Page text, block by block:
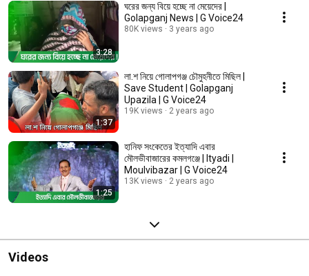
3:28
ঘরের জন্য বিয়ে হচ্ছে না মেয়েদের |
Golapganj News | G Voice24
80K views 3 years ago
1:37
লা.শ নিয়ে গোলাপগঞ্জ চৌমুহনীতে মিছিল |
Save Student | Golapganj
Upazila | G Voice24
19K views 2 years ago
1:25
হানিফ সংকেতের ইত্যাদি এবার
মৌলভীবাজারের কমলগঞ্জে | Ityadi |
Moulvibazar | G Voice24
13K views 2 years ago
Videos